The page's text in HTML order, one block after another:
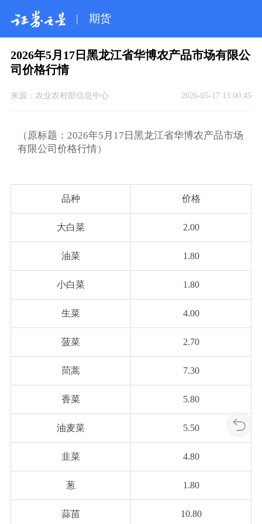
| 期货
2026年5月17日黑龙江省华博农产品市场有限公
司价格行情
来源： 农业农村部信息中心 2026-05-17 13:00:45
（原标题：2026年5月17日黑龙江省华博农产品市场
有限公司价格行情）
品种 价格
大白菜 2.00
油菜 1.80
小白菜 1.80
生菜 4.00
菠菜 2.70
茼蒿 7.30
香菜 5.80
油麦菜 5.50
韭菜 4.80
葱 1.80
蒜苗 10.80